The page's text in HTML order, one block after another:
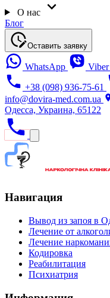
О нас
Блог
Оставить заявку
WhatsApp Viber
+38 (098) 936-75-61
info@dovira-med.com.ua
Одесса, Украина, 65122
Навигация
Вывод из запоя в
Лечение от
Лечение
Кодировка
Реабилитация
Психиатрия